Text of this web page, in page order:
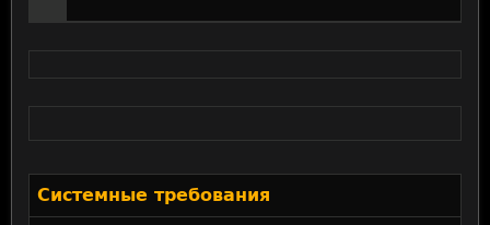
Системные требования